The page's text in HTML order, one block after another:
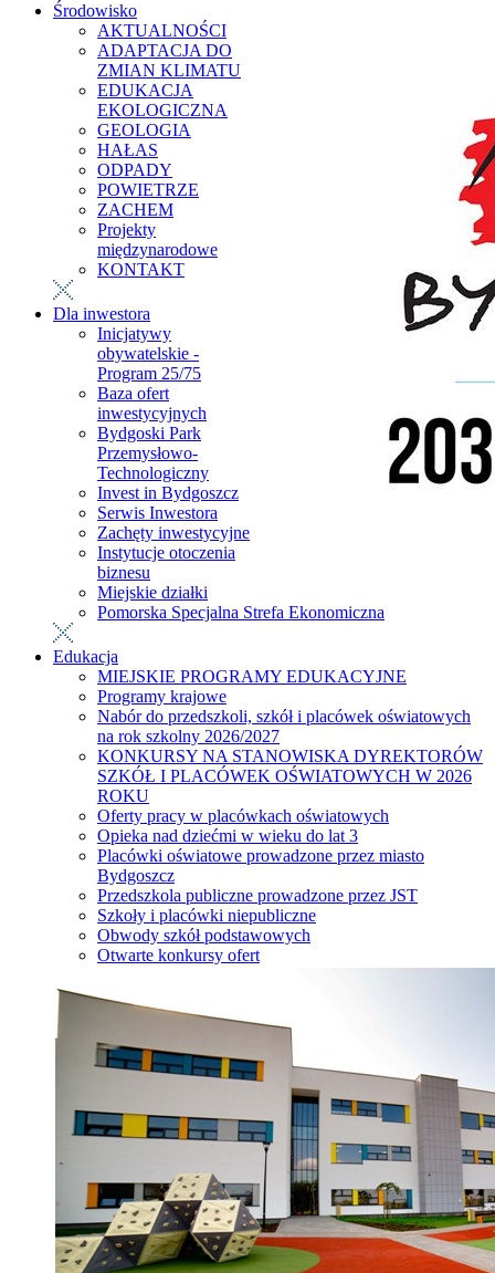
Środowisko
AKTUALNOŚCI
ADAPTACJA DO
ZMIAN KLIMATU
EDUKACJA
EKOLOGICZNA
GEOLOGIA
HAŁAS
ODPADY
POWIETRZE
ZACHEM
Projekty
międzynarodowe
KONTAKT
Dla inwestora
Inicjatywy
obywatelskie -
Program 25/75
Baza ofert
inwestycyjnych
Bydgoski Park
Przemysłowo-
Technologiczny
Invest in Bydgoszcz
Serwis Inwestora
Zachęty inwestycyjne
Instytucje otoczenia
biznesu
Miejskie działki
Pomorska Specjalna Strefa Ekonomiczna
Edukacja
MIEJSKIE PROGRAMY EDUKACYJNE
Programy krajowe
Nabór do przedszkoli, szkół i placówek oświatowych
na rok szkolny 2026/2027
KONKURSY NA STANOWISKA DYREKTORÓW
SZKÓŁ I PLACÓWEK OŚWIATOWYCH W 2026
ROKU
Oferty pracy w placówkach oświatowych
Opieka nad dziećmi w wieku do lat 3
Placówki oświatowe prowadzone przez miasto
Bydgoszcz
Przedszkola publiczne prowadzone przez JST
Szkoły i placówki niepubliczne
Obwody szkół podstawowych
Otwarte konkursy ofert